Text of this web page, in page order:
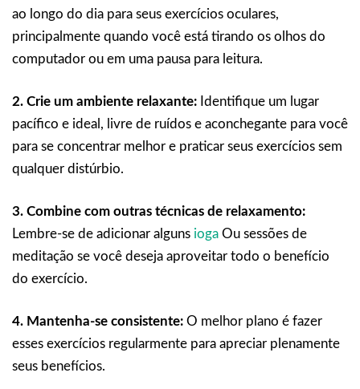
ao longo do dia para seus exercícios oculares,
principalmente quando você está tirando os olhos do
computador ou em uma pausa para leitura.
2. Crie um ambiente relaxante: Identifique um lugar
pacífico e ideal, livre de ruídos e aconchegante para você
para se concentrar melhor e praticar seus exercícios sem
qualquer distúrbio.
3. Combine com outras técnicas de relaxamento:
Lembre-se de adicionar alguns ioga Ou sessões de
meditação se você deseja aproveitar todo o benefício
do exercício.
4. Mantenha-se consistente: O melhor plano é fazer
esses exercícios regularmente para apreciar plenamente
seus benefícios.